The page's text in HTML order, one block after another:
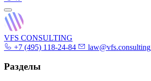
VFS CONSULTING
+7 (495) 118-24-84
law@vfs.consulting
Разделы